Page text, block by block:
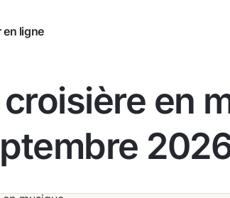
en ligne
en